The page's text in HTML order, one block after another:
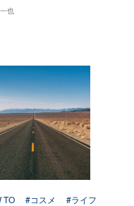
也
TO #コスメ #ライフ